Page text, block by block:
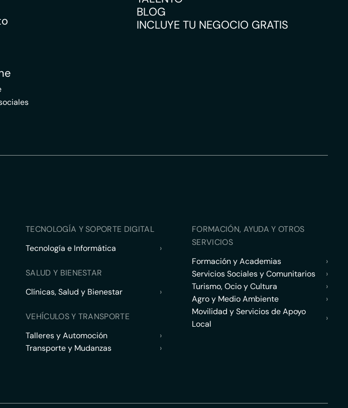
BLOG
INCLUYE TU NEGOCIO GRATIS
TECNOLOGÍA Y SOPORTE DIGITAL
Tecnología e Informática
›
SALUD Y BIENESTAR
Clínicas, Salud y Bienestar
›
VEHÍCULOS Y TRANSPORTE
Talleres y Automoción
›
Transporte y Mudanzas
›
FORMACIÓN, AYUDA Y OTROS
SERVICIOS
Formación y Academias
›
Servicios Sociales y Comunitarios
›
Turismo, Ocio y Cultura
›
Agro y Medio Ambiente
›
Movilidad y Servicios de Apoyo
Local
›